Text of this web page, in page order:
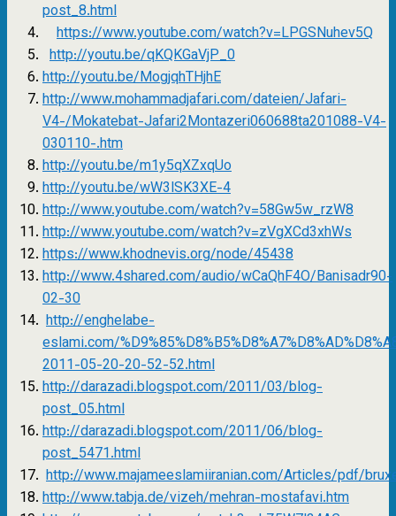
post_8.html
https://www.youtube.com/watch?v=LPGSNuhev5Q
http://youtu.be/qKQKGaVjP_0
http://youtu.be/MogjqhTHjhE
http://www.mohammadjafari.com/dateien/Jafari-
V4-/Mokatebat-Jafari2Montazeri060688ta201088-V4-
030110-.htm
http://youtu.be/m1y5qXZxqUo
http://youtu.be/wW3lSK3XE-4
http://www.youtube.com/watch?v=58Gw5w_rzW8
http://www.youtube.com/watch?v=zVgXCd3xhWs
https://www.khodnevis.org/node/45438
http://www.4shared.com/audio/wCaQhF4O/Banisadr90-
02-30
http://enghelabe-
eslami.com/
2011-05-20-20-52-52.html
http://darazadi.blogspot.com/2011/03/blog-
post_05.html
http://darazadi.blogspot.com/2011/06/blog-
post_5471.html
http://www.majameeslamiiranian.com/Articles/pdf/
http://www.tabja.de/vizeh/mehran-mostafavi.htm